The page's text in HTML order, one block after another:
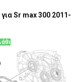
Sr max 300 2011-